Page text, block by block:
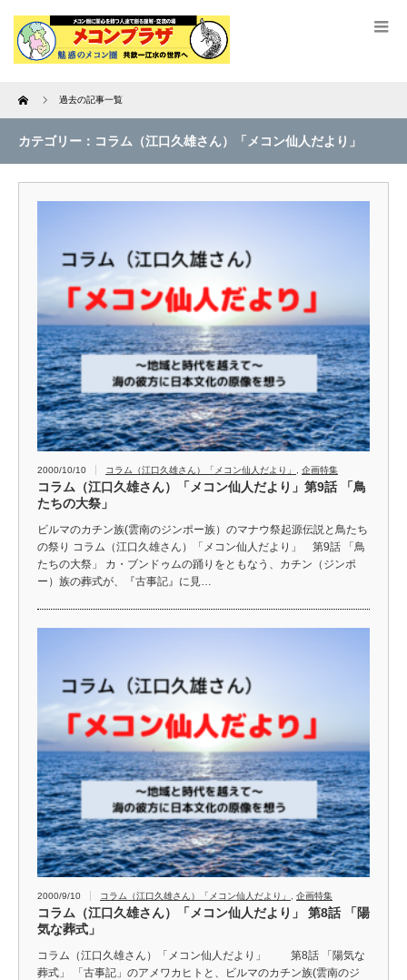
Home 過去の記事一覧
カテゴリー：コラム（江口久雄さん）「メコン仙人だより」
2000/10/10 コラム（江口久雄さん）「メコン仙人だより」 企画特集
コラム（江口久雄さん）「メコン仙人だより」第9話 「鳥
たちの大祭」
ビルマのカチン族(雲南のジンポー族）のマナウ祭起源伝説と鳥たち
の祭り コラム（江口久雄さん）「メコン仙人だより」 第9話 「鳥
たちの大祭」 カ・ブンドゥムの踊りをともなう、カチン（ジンポ
ー）族の葬式が、『古事記』に見…
2000/9/10 コラム（江口久雄さん）「メコン仙人だより」 企画特集
コラム（江口久雄さん）「メコン仙人だより」 第8話 「陽
気な葬式」
コラム（江口久雄さん）「メコン仙人だより」 第8話 「陽気な
葬式」 「古事記」のアメワカヒトと、ビルマのカチン族(雲南のジ